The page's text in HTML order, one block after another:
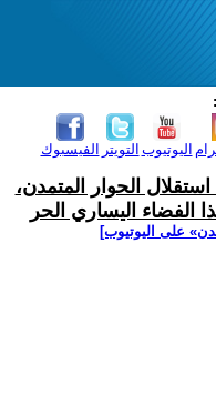
الفيسبوك التويتر اليوتيوب
الحوار المتمدن،
الفضاء اليساري الحر
على اليوتيوب]